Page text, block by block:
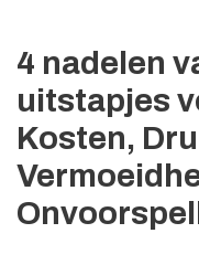
4 nadelen
uitstapjes
Kosten,